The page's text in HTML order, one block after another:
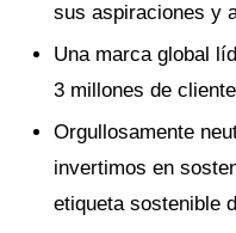
sus aspiraciones y
Una marca global
3 millones de
Orgullosamente
invertimos en
etiqueta sostenible